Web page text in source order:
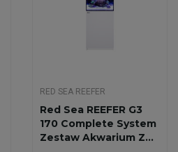
RED SEA REEFER
Red Sea REEFER G3
170 Complete System
Zestaw Akwarium Z...